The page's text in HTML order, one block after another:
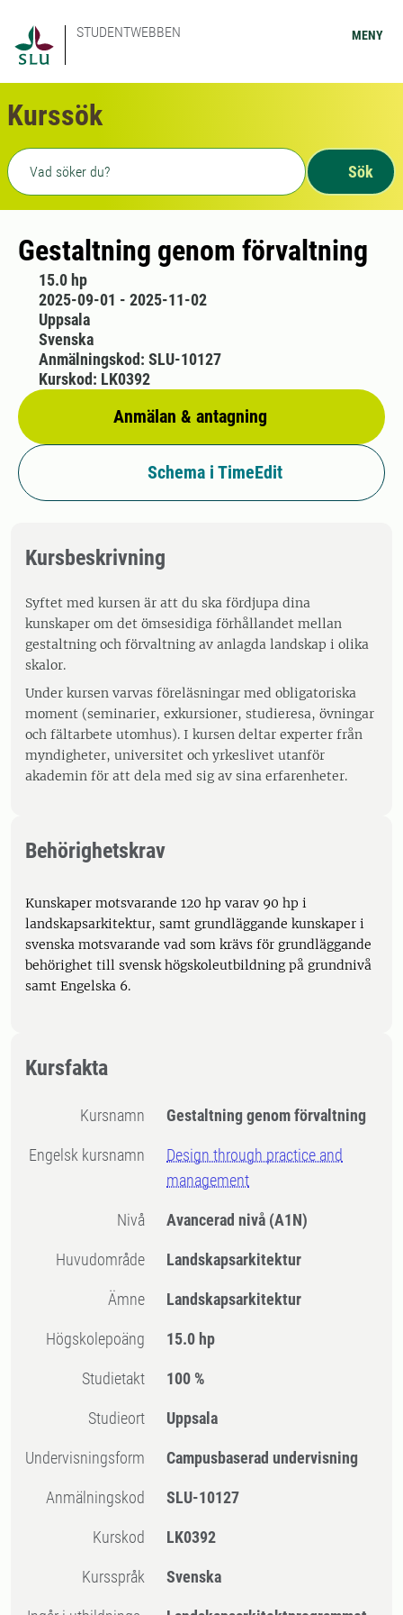
STUDENTWEBBEN MENY
Kurssök
Fritext sökning
Sök
Gestaltning genom förvaltning
15.0 hp
2025-09-01 - 2025-11-02
Uppsala
Svenska
Anmälan & antagning
Anmälningskod: SLU-10127
Kurskod: LK0392
Schema i TimeEdit
Kursbeskrivning
Syftet med kursen är att du ska fördjupa dina
kunskaper om det ömsesidiga förhållandet mellan
gestaltning och förvaltning av anlagda landskap i olika
skalor.
Under kursen varvas föreläsningar med obligatoriska
moment (seminarier, exkursioner, studieresa, övningar
och fältarbete utomhus). I kursen deltar experter från
myndigheter, universitet och yrkeslivet utanför
akademin för att dela med sig av sina erfarenheter.
Behörighetskrav
Kunskaper motsvarande 120 hp varav 90 hp i
landskapsarkitektur, samt grundläggande kunskaper i
svenska motsvarande vad som krävs för grundläggande
behörighet till svensk högskoleutbildning på grundnivå
samt Engelska 6.
Kursfakta
Kursnamn Gestaltning genom förvaltning
Engelsk kursnamn
Design through practice and
management
Nivå Avancerad nivå (A1N)
Huvudområde Landskapsarkitektur
Ämne Landskapsarkitektur
högskolepoäng 15.0 hp
Studietakt 100 %
Studieort Uppsala
Undervisningsform Campusbaserad undervisning
Anmälningskod SLU-10127
Kurskod LK0392
Kursspråk Svenska